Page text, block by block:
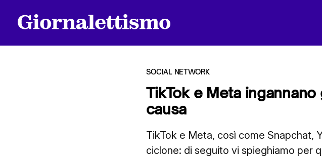
SOCIAL NETWORK
TikTok e Meta
causa
TikTok e Meta, così come Snapchat,
ciclone: di seguito vi spieghiamo per